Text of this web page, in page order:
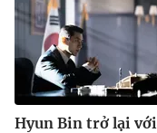
Hyun Bin trở lại với